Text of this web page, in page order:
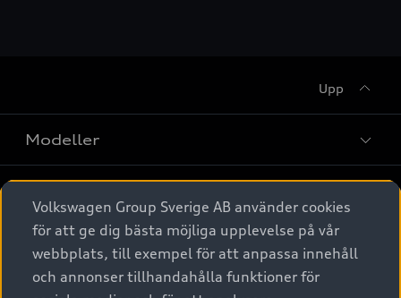
Upp
Modeller
Elbilar
Laddhybrider
Privaterbjudanden
Privatleasing
Äga
Tjänstebil
Volkswagen Group Sverige AB använder cookies
för att ge dig bästa möjliga upplevelse på vår
webbplats, till exempel för att anpassa innehåll
och annonser tillhandahålla funktioner för